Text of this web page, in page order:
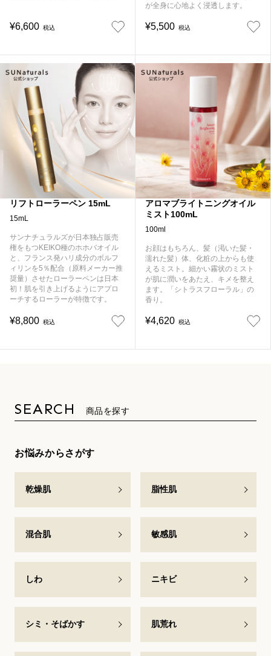
¥6,600 税込
が全身に心地よく浸透します。
¥5,500 税込
リフトローラーペン 15mL
15mL
サンナチュラルズが日本独占販売
権をもつKEIKO種のホホバオイル
と、フランス発ハリ成分のボルフ
ィリンを5％配合（原料メーカー推
奨量）させたローラーペンは日本
初！肌を引き上げるようにアプロ
ーチするローラーが特徴です。
¥8,800 税込
アロマブライトニングオイル
ミスト100mL
100ml
お顔はもちろん、髪（渇いた髪・
濡れた髪）体、化粧の上からも使
えるミスト。細かい霧状のミスト
が肌に潤いをあたえ、キメを整え
ます。「シトラスフローラル」の
香り。
¥4,620 税込
SEARCH 商品を探す
お悩みからさがす
乾燥肌 脂性肌
混合肌 敏感肌
しわ ニキビ
シミ・そばかす 肌荒れ